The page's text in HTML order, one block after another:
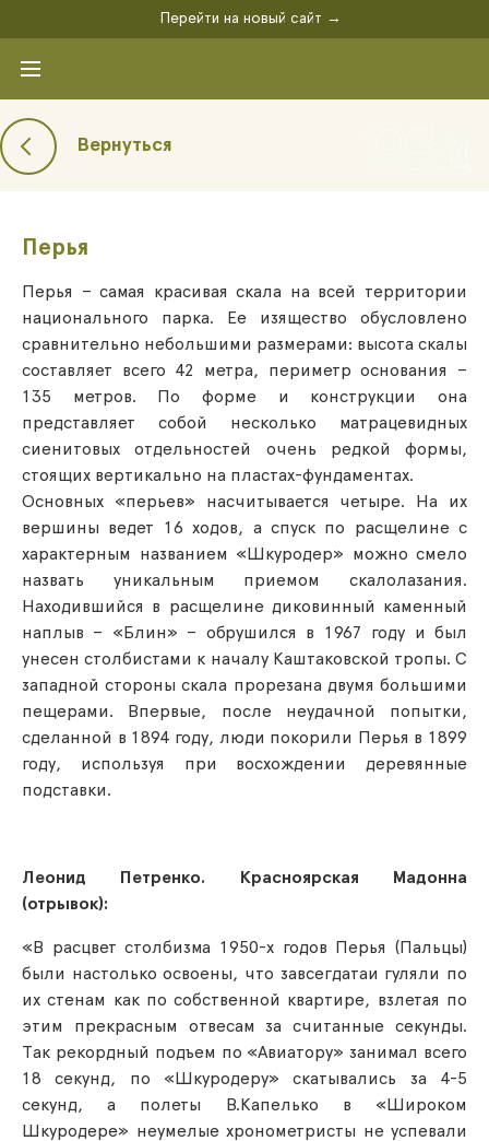
Перейти на новый сайт →
Вернуться
Перья
Перья – самая красивая скала на всей территории
национального парка. Ее изящество обусловлено
сравнительно небольшими размерами: высота скалы
составляет всего 42 метра, периметр основания –
135 метров. По форме и конструкции она
представляет собой несколько матрацевидных
сиенитовых отдельностей очень редкой формы,
стоящих вертикально на пластах-фундаментах.
Основных «перьев» насчитывается четыре. На их
вершины ведет 16 ходов, а спуск по расщелине с
характерным названием «Шкуродер» можно смело
назвать уникальным приемом скалолазания.
Находившийся в расщелине диковинный каменный
наплыв – «Блин» – обрушился в 1967 году и был
унесен столбистами к началу Каштаковской тропы. С
западной стороны скала прорезана двумя большими
пещерами. Впервые, после неудачной попытки,
сделанной в 1894 году, люди покорили Перья в 1899
году, используя при восхождении деревянные
подставки.
Леонид Петренко. Красноярская Мадонна
(отрывок):
«В расцвет столбизма 1950-х годов Перья (Пальцы)
были настолько освоены, что завсегдатаи гуляли по
их стенам как по собственной квартире, взлетая по
этим прекрасным отвесам за считанные секунды.
Так рекордный подъем по «Авиатору» занимал всего
18 секунд, по «Шкуродеру» скатывались за 4-5
секунд, а полеты В.Капелько в «Широком
Шкуродере» неумелые хронометристы не успевали